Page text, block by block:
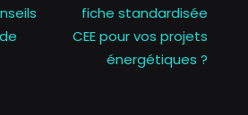
fiche standardisée
CEE pour vos projets
énergétiques ?